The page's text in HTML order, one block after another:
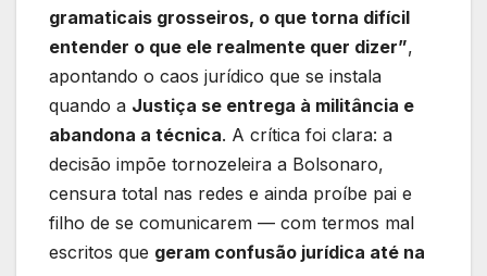
gramaticais grosseiros, o que torna difícil
entender o que ele realmente quer dizer”,
apontando o caos jurídico que se instala
quando a Justiça se entrega à militância e
abandona a técnica. A crítica foi clara: a
decisão impõe tornozeleira a Bolsonaro,
censura total nas redes e ainda proíbe pai e
filho de se comunicarem — com termos mal
escritos que geram confusão jurídica até na